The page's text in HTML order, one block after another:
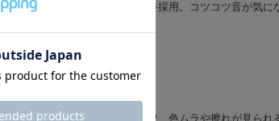
・グリップ性の高い消音リフトを採用。コツコツ音が気に
#コンフォート
※本革(天然皮革)の商品について
素材の特性上、多少のキズやシワ、色ムラや擦れが見られ